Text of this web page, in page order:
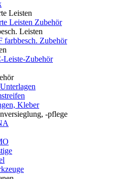
Leisten
Leisten Zubehör
Leisten
farbbesch. Zubehör
Leiste-Zubehör
Kleber
-pflege